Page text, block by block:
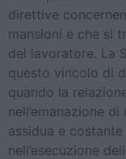
direttive
mansioni e che si
del lavoratore. La
questo vincolo di
quando la
nell’emanazione
assidua e
nell’esecuzione